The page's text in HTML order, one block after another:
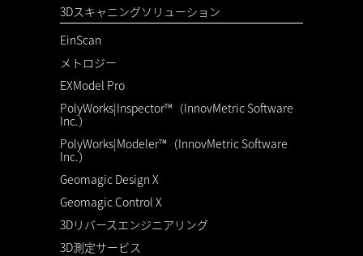
3Dスキャニングソリューション
EinScan
メトロジー
EXModel Pro
PolyWorks|Inspector™（InnovMetric Software
Inc.）
PolyWorks|Modeler™（InnovMetric Software
Inc.）
Geomagic Design X
Geomagic Control X
3Dリバースエンジニアリング
3D測定サービス